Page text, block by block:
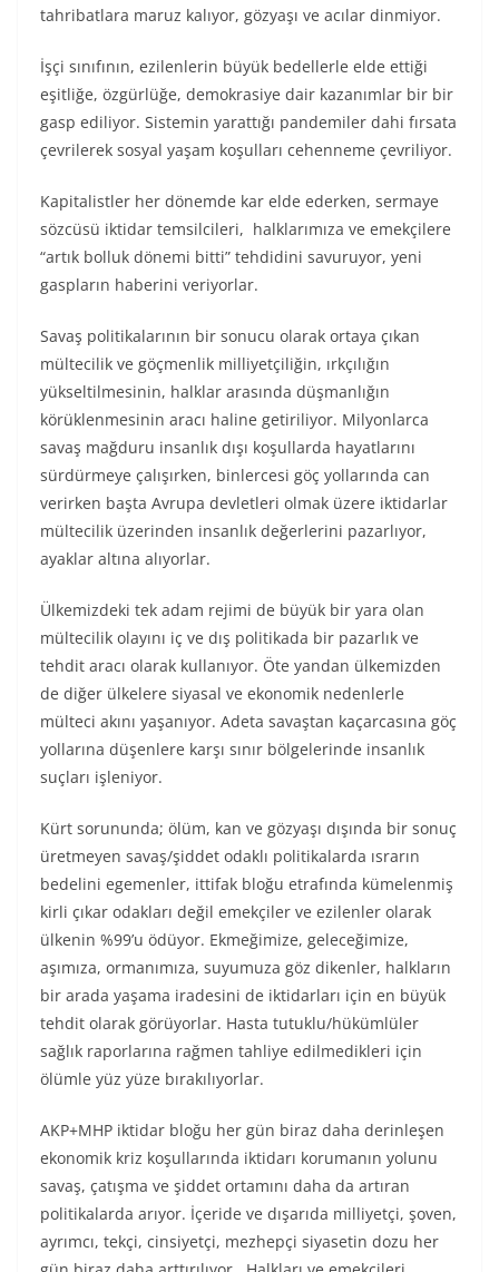
tahribatlara maruz kalıyor, gözyaşı ve acılar dinmiyor.
İşçi sınıfının, ezilenlerin büyük bedellerle elde ettiği
eşitliğe, özgürlüğe, demokrasiye dair kazanımlar bir bir
gasp ediliyor. Sistemin yarattığı pandemiler dahi fırsata
çevrilerek sosyal yaşam koşulları cehenneme çevriliyor.
Kapitalistler her dönemde kar elde ederken, sermaye
sözcüsü iktidar temsilcileri, halklarımıza ve emekçilere
“artık bolluk dönemi bitti” tehdidini savuruyor, yeni
gaspların haberini veriyorlar.
Savaş politikalarının bir sonucu olarak ortaya çıkan
mültecilik ve göçmenlik milliyetçiliğin, ırkçılığın
yükseltilmesinin, halklar arasında düşmanlığın
körüklenmesinin aracı haline getiriliyor. Milyonlarca
savaş mağduru insanlık dışı koşullarda hayatlarını
sürdürmeye çalışırken, binlercesi göç yollarında can
verirken başta Avrupa devletleri olmak üzere iktidarlar
mültecilik üzerinden insanlık değerlerini pazarlıyor,
ayaklar altına alıyorlar.
Ülkemizdeki tek adam rejimi de büyük bir yara olan
mültecilik olayını iç ve dış politikada bir pazarlık ve
tehdit aracı olarak kullanıyor. Öte yandan ülkemizden
de diğer ülkelere siyasal ve ekonomik nedenlerle
mülteci akını yaşanıyor. Adeta savaştan kaçarcasına göç
yollarına düşenlere karşı sınır bölgelerinde insanlık
suçları işleniyor.
Kürt sorununda; ölüm, kan ve gözyaşı dışında bir sonuç
üretmeyen savaş/şiddet odaklı politikalarda ısrarın
bedelini egemenler, ittifak bloğu etrafında kümelenmiş
kirli çıkar odakları değil emekçiler ve ezilenler olarak
ülkenin %99’u ödüyor. Ekmeğimize, geleceğimize,
aşımıza, ormanımıza, suyumuza göz dikenler, halkların
bir arada yaşama iradesini de iktidarları için en büyük
tehdit olarak görüyorlar. Hasta tutuklu/hükümlüler
sağlık raporlarına rağmen tahliye edilmedikleri için
ölümle yüz yüze bırakılıyorlar.
AKP+MHP iktidar bloğu her gün biraz daha derinleşen
ekonomik kriz koşullarında iktidarı korumanın yolunu
savaş, çatışma ve şiddet ortamını daha da artıran
politikalarda arıyor. İçeride ve dışarıda milliyetçi, şoven,
ayrımcı, tekçi, cinsiyetçi, mezhepçi siyasetin dozu her